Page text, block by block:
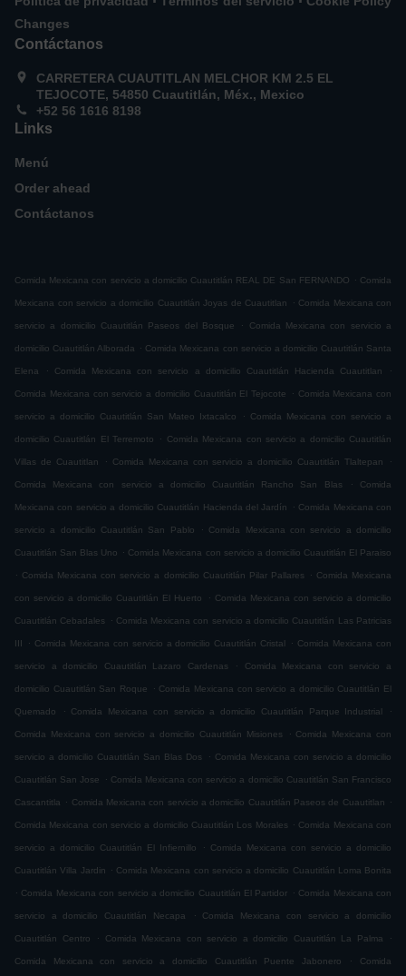
Changes
Contáctanos
CARRETERA CUAUTITLAN MELCHOR KM 2.5 EL
TEJOCOTE, 54850 Cuautitlán, Méx., Mexico
+52 56 1616 8198
Links
Menú
Order ahead
Contáctanos
Comida Mexicana con servicio a domicilio Cuautitlán REAL DE San FERNANDO . Comida
Mexicana con servicio a domicilio Cuautitlán Joyas de Cuautitlan . Comida Mexicana con
servicio a domicilio Cuautitlán Paseos del Bosque . Comida Mexicana con servicio a
domicilio Cuautitlán Alborada . Comida Mexicana con servicio a domicilio Cuautitlán Santa
Elena . Comida Mexicana con servicio a domicilio Cuautitlán Hacienda Cuautitlan .
Comida Mexicana con servicio a domicilio Cuautitlán El Tejocote . Comida Mexicana con
servicio a domicilio Cuautitlán San Mateo Ixtacalco . Comida Mexicana con servicio a
domicilio Cuautitlán El Terremoto . Comida Mexicana con servicio a domicilio Cuautitlán
Villas de Cuautitlan . Comida Mexicana con servicio a domicilio Cuautitlán Tlaltepan .
Comida Mexicana con servicio a domicilio Cuautitlán Rancho San Blas . Comida
Mexicana con servicio a domicilio Cuautitlán Hacienda del Jardín . Comida Mexicana con
servicio a domicilio Cuautitlán San Pablo . Comida Mexicana con servicio a domicilio
Cuautitlán San Blas Uno . Comida Mexicana con servicio a domicilio Cuautitlán El Paraiso
. Comida Mexicana con servicio a domicilio Cuautitlán Pilar Pallares . Comida Mexicana
con servicio a domicilio Cuautitlán El Huerto . Comida Mexicana con servicio a domicilio
Cuautitlán Cebadales . Comida Mexicana con servicio a domicilio Cuautitlán Las Patricias
III . Comida Mexicana con servicio a domicilio Cuautitlán Cristal . Comida Mexicana con
servicio a domicilio Cuautitlán Lazaro Cardenas . Comida Mexicana con servicio a
domicilio Cuautitlán San Roque . Comida Mexicana con servicio a domicilio Cuautitlán El
Quemado . Comida Mexicana con servicio a domicilio Cuautitlán Parque Industrial .
Comida Mexicana con servicio a domicilio Cuautitlán Misiones . Comida Mexicana con
servicio a domicilio Cuautitlán San Blas Dos . Comida Mexicana con servicio a domicilio
Cuautitlán San Jose . Comida Mexicana con servicio a domicilio Cuautitlán San Francisco
Cascantitla . Comida Mexicana con servicio a domicilio Cuautitlán Paseos de Cuautitlan .
Comida Mexicana con servicio a domicilio Cuautitlán Los Morales . Comida Mexicana con
servicio a domicilio Cuautitlán El Infiernillo . Comida Mexicana con servicio a domicilio
Cuautitlán Villa Jardin . Comida Mexicana con servicio a domicilio Cuautitlán Loma Bonita
. Comida Mexicana con servicio a domicilio Cuautitlán El Partidor . Comida Mexicana con
servicio a domicilio Cuautitlán Necapa . Comida Mexicana con servicio a domicilio
Cuautitlán Centro . Comida Mexicana con servicio a domicilio Cuautitlán La Palma .
Comida Mexicana con servicio a domicilio Cuautitlán Puente Jabonero . Comida